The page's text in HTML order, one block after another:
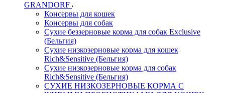
GRANDORF
Консервы для кошек
Консервы для собак
Сухие беззерновые корма для собак Exclusive
(Бельгия)
Сухие низкозерновые корма для кошек
Rich&Sensitive (Бельгия)
Сухие низкозерновые корма для собак
Rich&Sensitive (Бельгия)
СУХИЕ НИЗКОЗЕРНОВЫЕ КОРМА С